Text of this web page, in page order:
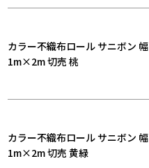
カラー不織布ロール サニボン 幅
1m×2m 切売 桃
カラー不織布ロール サニボン 幅
1m×2m 切売 黄緑